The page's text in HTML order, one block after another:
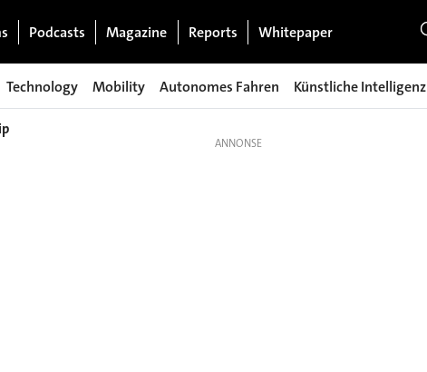
Podcasts Magazine Reports Whitepaper
Technology Mobility Autonomes Fahren Künstliche Intelligenz